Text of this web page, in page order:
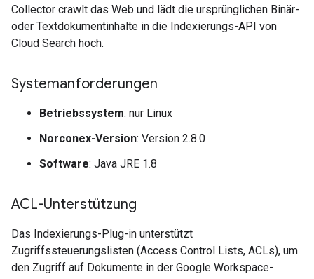
Collector crawlt das Web und lädt die ursprünglichen Binär-
oder Textdokumentinhalte in die Indexierungs-API von
Cloud Search hoch.
Systemanforderungen
Betriebssystem: nur Linux
Norconex-Version: Version 2.8.0
Software: Java JRE 1.8
ACL-Unterstützung
Das Indexierungs-Plug-in unterstützt
Zugriffssteuerungslisten (Access Control Lists, ACLs), um
den Zugriff auf Dokumente in der Google Workspace-